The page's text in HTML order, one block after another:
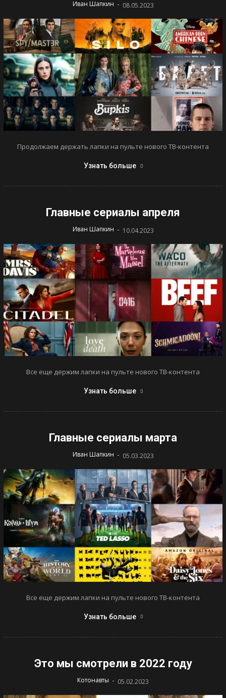
Иван Шапкин - 08.05.2023
Продолжаем держать лапки на пульте нового ТВ-контента
Узнать больше
Главные сериалы апреля
Иван Шапкин - 10.04.2023
Все еще держим лапки на пульте нового ТВ-контента
Узнать больше
Главные сериалы марта
Иван Шапкин - 05.03.2023
Все еще держим лапки на пульте нового ТВ-контента
Узнать больше
Это мы смотрели в 2022 году
Котонавты - 05.02.2023